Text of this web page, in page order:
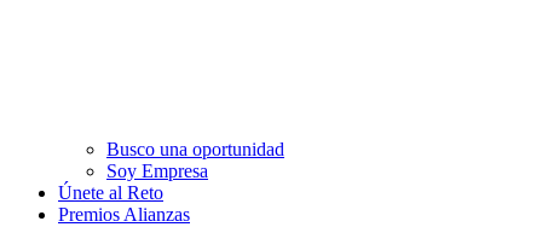
Busco una oportunidad
Soy Empresa
Únete al Reto
Premios Alianzas